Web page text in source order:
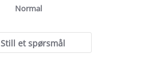
Normal
Still et spørsmål